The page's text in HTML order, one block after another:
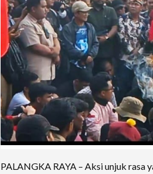
PALANGKA RAYA – Aksi unjuk rasa